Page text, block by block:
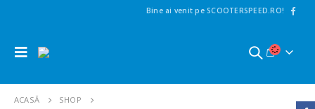
Bine ai venit pe SCOOTERSPEED.RO!
ACASĂ
SHOP